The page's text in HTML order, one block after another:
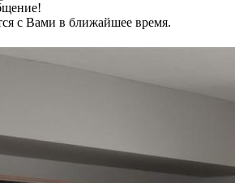
с Вами в ближайшее время.